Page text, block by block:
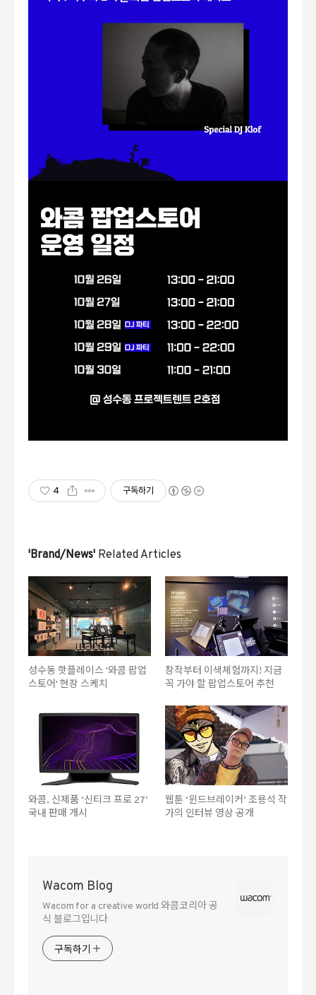
4 구독하기
'Brand/News' Related Articles
성수동 핫플레이스 '와콤 팝업
스토어' 현장 스케치
창작부터 이색체험까지! 지금
꼭 가야 할 팝업스토어 추천
와콤, 신제품 ‘신티크 프로 27’
국내 판매 개시
웹툰 ‘윈드브레이커’ 조용석 작
가의 인터뷰 영상 공개
Wacom Blog
Wacom for a creative world 와콤코리아 공
식 블로그입니다
구독하기